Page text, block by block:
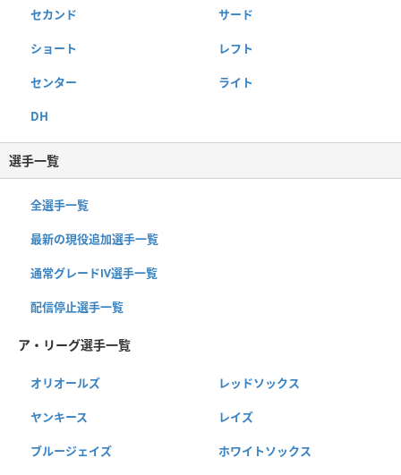
セカンド サード
ショート レフト
センター ライト
DH
選手一覧
全選手一覧
最新の現役追加選手一覧
通常グレードⅣ選手一覧
配信停止選手一覧
ア・リーグ選手一覧
オリオールズ レッドソックス
ヤンキース レイズ
ブルージェイズ ホワイトソックス